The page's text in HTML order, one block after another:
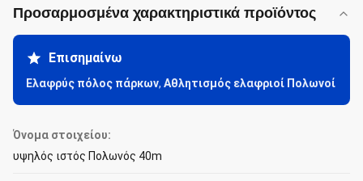
Προσαρμοσμένα χαρακτηριστικά προϊόντος
Επισημαίνω
Ελαφρύς πόλος πάρκων, Αθλητισμός ελαφριοί Πολωνοί
Όνομα στοιχείου:
υψηλός ιστός Πολωνός 40m